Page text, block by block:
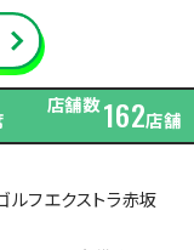
店舗数162店舗
フエクストラ赤坂